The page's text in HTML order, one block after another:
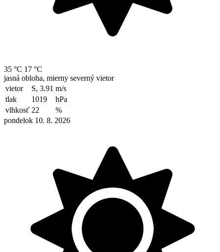
35 °C 17 °C
jasná obloha, mierny severný vietor
vietor
S, 3.91 m/s
tlak
1019
hPa
vlhkosť 22
%
pondelok 10. 8. 2026